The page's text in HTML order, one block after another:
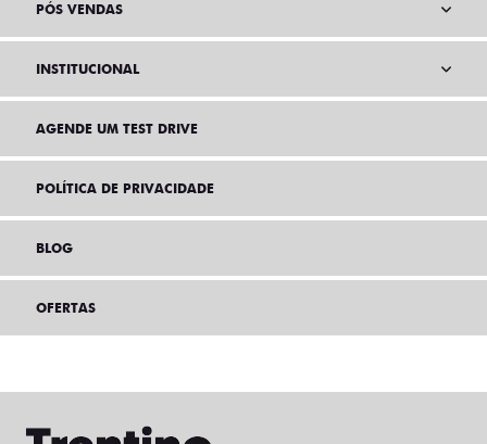
PÓS VENDAS
INSTITUCIONAL
AGENDE UM TEST DRIVE
POLÍTICA DE PRIVACIDADE
BLOG
OFERTAS